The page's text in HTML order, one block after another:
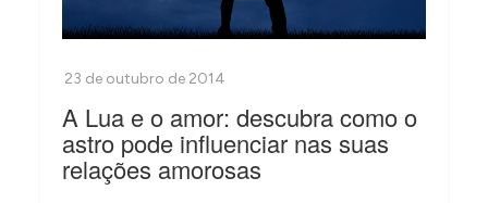
A Lua e o amor: descubra como o
astro pode influenciar nas suas
relações amorosas